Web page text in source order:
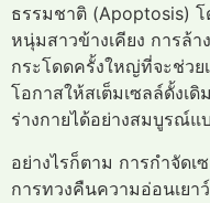
ธรรมชาติ (Apoptosis) โ
หนุ่มสาวข้างเคียง การล้
กระโดดครั้งใหญ่ที่จะช่วย
โอกาสให้สเต็มเซลล์ดั้งเ
ร่างกายได้อย่างสมบูรณ์แ
อย่างไรก็ตาม การกำจัดเ
การทวงคืนความอ่อนเยา